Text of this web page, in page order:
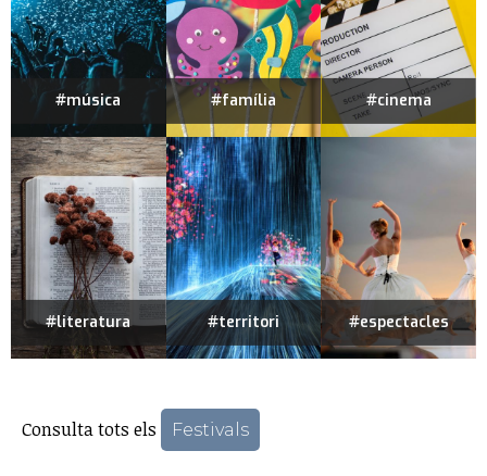
#música #família #cinema
#literatura #territori #espectacles
Consulta tots els Festivals